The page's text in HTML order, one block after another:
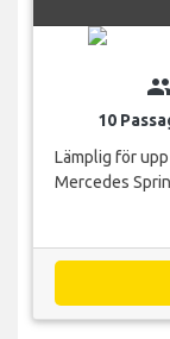
10
Lämplig för
Mercedes